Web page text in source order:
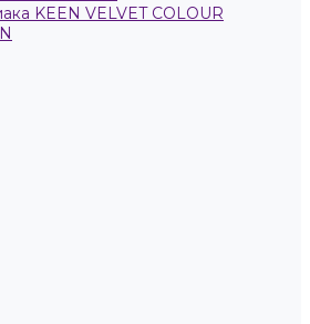
KEEN VELVET COLOUR